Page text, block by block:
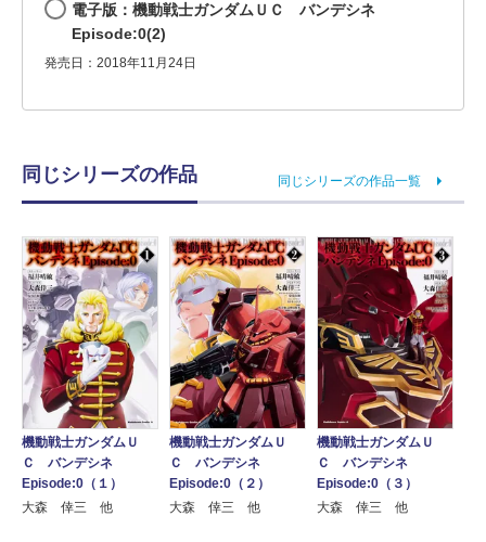
電子版：機動戦士ガンダムＵＣ バンデシネ
Episode:0(2)
発売日：2018年11月24日
同じシリーズの作品 同じシリーズの作品一覧
機動戦士ガンダムＵ
Ｃ バンデシネ
Episode:0（１）
大森 倖三 他
機動戦士ガンダムＵ
Ｃ バンデシネ
Episode:0（２）
大森 倖三 他
機動戦士ガンダムＵ
Ｃ バンデシネ
Episode:0（３）
大森 倖三 他